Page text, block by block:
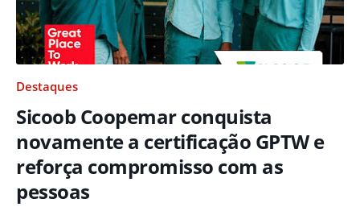
Destaques
Sicoob Coopemar conquista
novamente a certificação GPTW e
reforça compromisso com as
pessoas